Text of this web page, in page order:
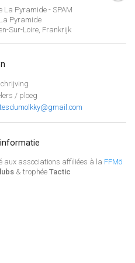
La Pyramide - SPAM
Pyramide
Sur-Loire, Frankrijk
/ ploeg
aux associations affiliées à la FFMö
& trophée Tactic
Finland